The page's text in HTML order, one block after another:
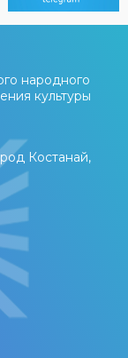
народного
культуры
Костанай,